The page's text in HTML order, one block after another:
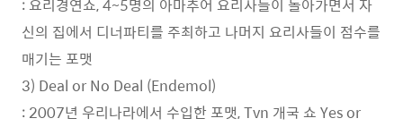
: 요리경연쇼, 4~5명의 아마추어 요리사들이 돌아가면서 자
신의 집에서 디너파티를 주최하고 나머지 요리사들이 점수를
매기는 포맷
3) Deal or No Deal (Endemol)
: 2007년 우리나라에서 수입한 포맷, Tvn 개국 쇼 Yes or